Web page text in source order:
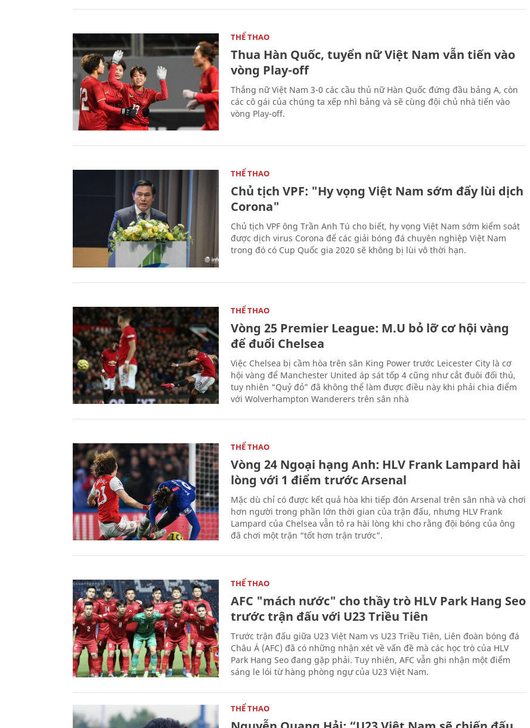
THỂ THAO
Thua Hàn Quốc, tuyển nữ Việt Nam vẫn tiến vào
vòng Play-off
Thắng nữ Việt Nam 3-0 các cầu thủ nữ Hàn Quốc đứng đầu bảng A, còn
các cô gái của chúng ta xếp nhì bảng và sẽ cùng đội chủ nhà tiến vào
vòng Play-off.
THỂ THAO
Chủ tịch VPF: "Hy vọng Việt Nam sớm đẩy lùi dịch
Corona"
Chủ tịch VPF ông Trần Anh Tú cho biết, hy vọng Việt Nam sớm kiểm soát
được dịch virus Corona để các giải bóng đá chuyên nghiệp Việt Nam
trong đó có Cup Quốc gia 2020 sẽ không bị lùi vô thời hạn.
THỂ THAO
Vòng 25 Premier League: M.U bỏ lỡ cơ hội vàng
để đuổi Chelsea
Việc Chelsea bị cầm hòa trên sân King Power trước Leicester City là cơ
hội vàng để Manchester United áp sát tốp 4 cũng như cắt đuôi đối thủ,
tuy nhiên “Quỷ đỏ” đã không thể làm được điều này khi phải chia điểm
với Wolverhampton Wanderers trên sân nhà
THỂ THAO
Vòng 24 Ngoại hạng Anh: HLV Frank Lampard hài
lòng với 1 điểm trước Arsenal
Mặc dù chỉ có được kết quả hòa khi tiếp đón Arsenal trên sân nhà và chơi
hơn người trong phần lớn thời gian của trận đấu, nhưng HLV Frank
Lampard của Chelsea vẫn tỏ ra hài lòng khi cho rằng đội bóng của ông
đã chơi một trận “tốt hơn trận trước”.
THỂ THAO
AFC "mách nước" cho thầy trò HLV Park Hang Seo
trước trận đấu với U23 Triều Tiên
Trước trận đấu giữa U23 Việt Nam vs U23 Triều Tiên, Liên đoàn bóng đá
Châu Á (AFC) đã có những nhận xét về vấn đề mà các học trò của HLV
Park Hang Seo đang gặp phải. Tuy nhiên, AFC vẫn ghi nhận một điểm
sáng le lói từ hàng phòng ngự của U23 Việt Nam.
THỂ THAO